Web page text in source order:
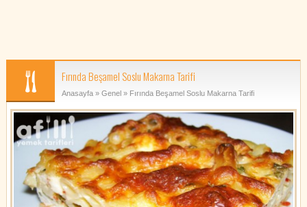
Fırında Beşamel Soslu Makarna Tarifi
Anasayfa» Genel» Fırında Beşamel Soslu Makarna Tarifi